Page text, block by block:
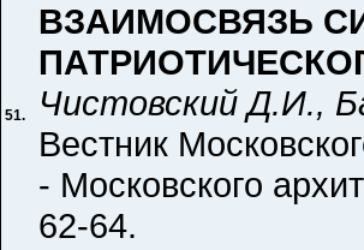
51.
ВЗАИМОСВЯЗЬ
Чистовский Д.И.,
Вестник
- Московского
62-64.